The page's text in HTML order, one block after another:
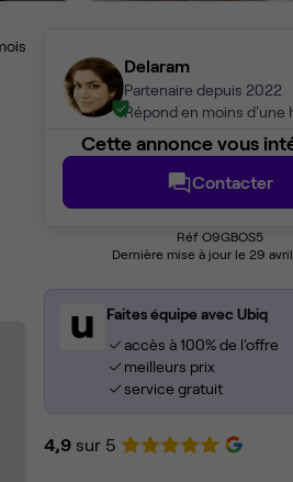
Delaram
Partenaire depuis 2022
Répond en moins d'une
Cette annonce vous
Contacter
Réf O9GBOS5
Dernière mise à jour le 29
Faites équipe avec Ubiq
accès à 100% de l'offre
meilleurs prix
service gratuit
4,9 sur 5